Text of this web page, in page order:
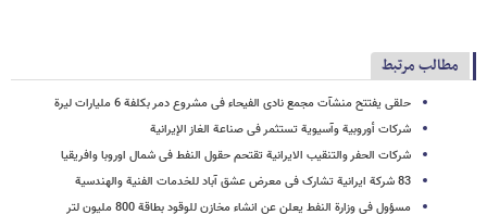
مطالب مرتبط
حلقی یفتتح منشآت مجمع نادی الفیحاء فی مشروع دمر بکلفة 6 ملیارات لیرة
شرکات أوروبیة وآسیویة تستثمر فی صناعة الغاز الإیرانیة
شرکات الحفر والتنقیب الایرانیة تقتحم حقول النفط فی شمال اوروبا وافریقیا
83 شرکة ایرانیة تشارک فی معرض عشق آباد للخدمات الفنیة والهندسیة
مسؤول فی وزارة النفط یعلن عن انشاء مخازن للوقود بطاقة 800 ملیون لتر